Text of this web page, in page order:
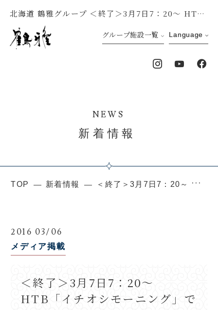
北海道 鶴雅グループ ＜終了＞3月7日7：20～ HTB「イチオシモーニング」で森の謌が紹介されます
グループ施設一覧 Language
NEWS
新着情報
TOP 新着情報 ＜終了＞3月7日7：20～ HTB「イチオシモーニング」で森の謌が紹介されます
2016 03/06
メディア掲載
＜終了＞3月7日7：20～
HTB「イチオシモーニング」で